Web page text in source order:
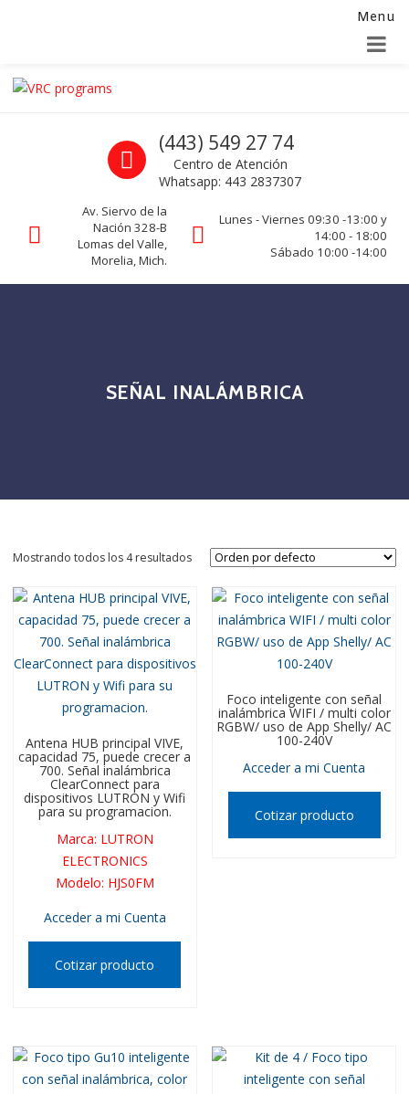
Menu
Skip to navigation
Skip to content
La seguridad de su empresa es nuestro negocio.
Call us
(443) 549 27 74
Centro de Atención
Whatsapp: 443 2837307
Av. Siervo de la
Nación 328-B
Lomas del Valle,
Morelia, Mich.
Lunes - Viernes 09:30 -13:00 y
14:00 - 18:00
Sábado 10:00 -14:00
SEÑAL INALÁMBRICA
Mostrando todos los 4 resultados
Antena HUB principal VIVE,
capacidad 75, puede crecer a
700. Señal inalámbrica
ClearConnect para
dispositivos LUTRON y Wifi
para su programacion.
Marca: LUTRON
ELECTRONICS
Modelo: HJS0FM
Acceder a mi Cuenta
Cotizar producto
Foco inteligente con señal
inalámbrica WIFI / multi color
RGBW/ uso de App Shelly/ AC
100-240V
Acceder a mi Cuenta
Cotizar producto